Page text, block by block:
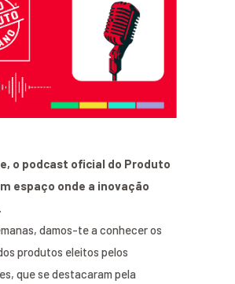
o podcast oficial do Produto
espaço onde a inovação
damos-te a conhecer os
produtos eleitos pelos
que se destacaram pela